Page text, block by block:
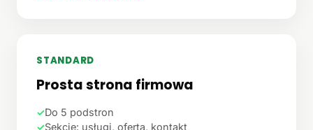
STANDARD
Prosta strona firmowa
✓Do 5 podstron
✓Sekcje: usługi, oferta, kontakt